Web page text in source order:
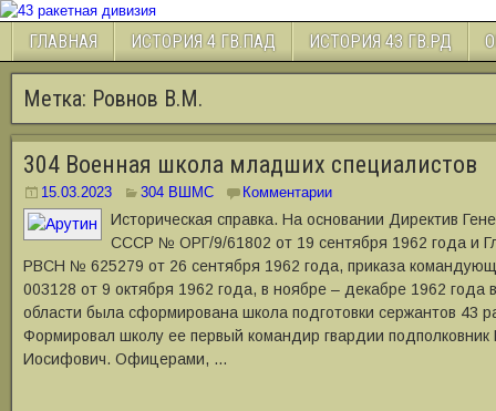
ГЛАВНАЯ ИСТОРИЯ 4 ГВ.ПАД ИСТОРИЯ 43 ГВ.РД
Метка: Ровнов В.М.
304 Военная школа младших специалистов
15.03.2023 304 ВШМС Комментарии
Историческая справка. На основании Директив
СССР № ОРГ/9/61802 от 19 сентября 1962 года и
РВСН № 625279 от 26 сентября 1962 года, приказа
003128 от 9 октября 1962 года, в ноябре – декабре 1962 года
области была сформирована школа подготовки сержантов 43
Формировал школу ее первый командир гвардии подполковник
Иосифович. Офицерами, …